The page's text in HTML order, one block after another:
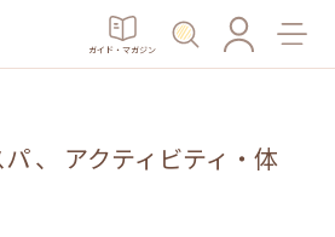
ガイド・マガジン
、 アクティビティ・体